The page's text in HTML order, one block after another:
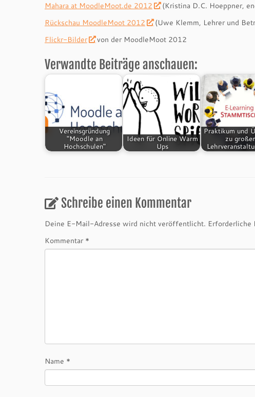
Mahara at MoodleMoot.de 2012
(Kristina D.C. Hoeppner,
Rückschau MoodleMoot 2012
(Uwe Klemm, Lehrer und
Flickr-Bilder
von der MoodleMoot 2012
Verwandte Beiträge anschauen:
Vereinsgründung
"Moodle an
Hochschulen"
Ideen für Online Warm
Ups
Praktikum und
zu
Schreibe einen Kommentar
Deine E-Mail-Adresse wird nicht veröffentlicht. Erforderliche
Kommentar *
Name *